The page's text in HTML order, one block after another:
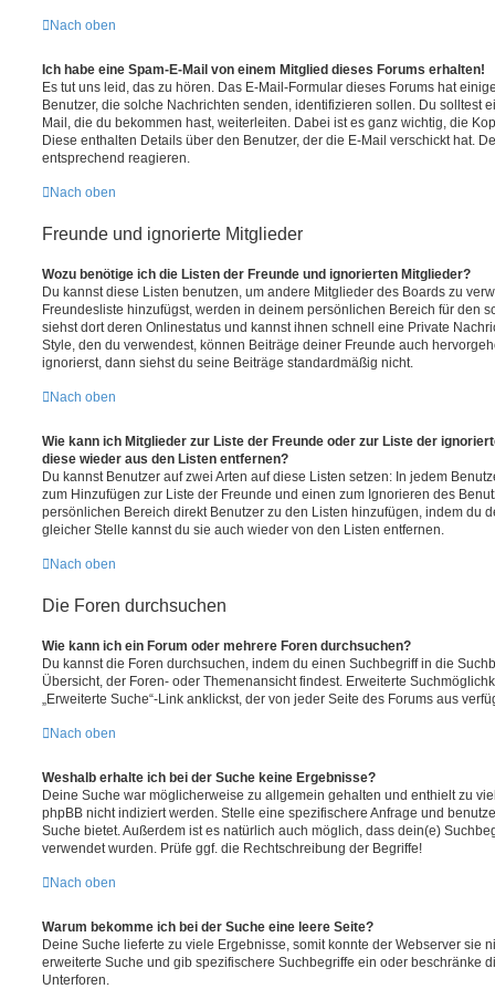
Nach oben
Ich habe eine Spam-E-Mail von einem Mitglied dieses Forums erhalten!
Es tut uns leid, das zu hören. Das E-Mail-Formular dieses Forums hat
Benutzer, die solche Nachrichten senden, identifizieren sollen. Du solltest
Mail, die du bekommen hast, weiterleiten. Dabei ist es ganz wichtig, die
Diese enthalten Details über den Benutzer, der die E-Mail verschickt hat.
entsprechend reagieren.
Nach oben
Freunde und ignorierte Mitglieder
Wozu benötige ich die Listen der Freunde und ignorierten Mitglieder?
Du kannst diese Listen benutzen, um andere Mitglieder des Boards zu
Freundesliste hinzufügst, werden in deinem persönlichen Bereich für den
siehst dort deren Onlinestatus und kannst ihnen schnell eine Private
Style, den du verwendest, können Beiträge deiner Freunde auch
ignorierst, dann siehst du seine Beiträge standardmäßig nicht.
Nach oben
Wie kann ich Mitglieder zur Liste der Freunde oder zur Liste der
diese wieder aus den Listen entfernen?
Du kannst Benutzer auf zwei Arten auf diese Listen setzen: In jedem
zum Hinzufügen zur Liste der Freunde und einen zum Ignorieren des
persönlichen Bereich direkt Benutzer zu den Listen hinzufügen, indem du
gleicher Stelle kannst du sie auch wieder von den Listen entfernen.
Nach oben
Die Foren durchsuchen
Wie kann ich ein Forum oder mehrere Foren durchsuchen?
Du kannst die Foren durchsuchen, indem du einen Suchbegriff in die
Übersicht, der Foren- oder Themenansicht findest. Erweiterte
„Erweiterte Suche“-Link anklickst, der von jeder Seite des Forums aus
Nach oben
Weshalb erhalte ich bei der Suche keine Ergebnisse?
Deine Suche war möglicherweise zu allgemein gehalten und enthielt zu
phpBB nicht indiziert werden. Stelle eine spezifischere Anfrage und
Suche bietet. Außerdem ist es natürlich auch möglich, dass dein(e)
verwendet wurden. Prüfe ggf. die Rechtschreibung der Begriffe!
Nach oben
Warum bekomme ich bei der Suche eine leere Seite?
Deine Suche lieferte zu viele Ergebnisse, somit konnte der Webserver sie
erweiterte Suche und gib spezifischere Suchbegriffe ein oder beschränke
Unterforen.